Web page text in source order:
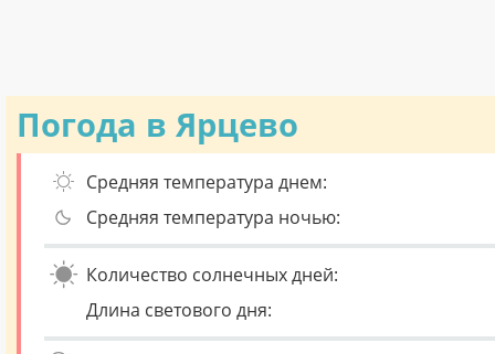
Погода в Ярцево
Средняя температура днем:
Средняя температура ночью:
Количество солнечных дней:
Длина светового дня: